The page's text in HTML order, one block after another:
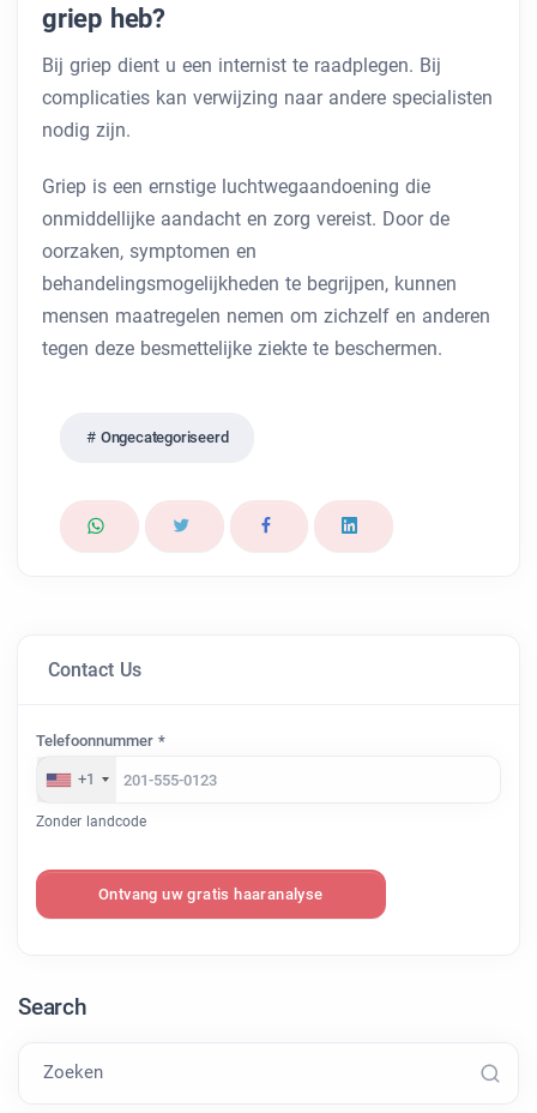
griep heb?
Bij griep dient u een internist te raadplegen. Bij
complicaties kan verwijzing naar andere specialisten
nodig zijn.
Griep is een ernstige luchtwegaandoening die
onmiddellijke aandacht en zorg vereist. Door de
oorzaken, symptomen en
behandelingsmogelijkheden te begrijpen, kunnen
mensen maatregelen nemen om zichzelf en anderen
tegen deze besmettelijke ziekte te beschermen.
Ongecategoriseerd
Contact Us
Telefoonnummer *
+1
Zonder landcode
Ontvang uw gratis haaranalyse
Search
Zoeken